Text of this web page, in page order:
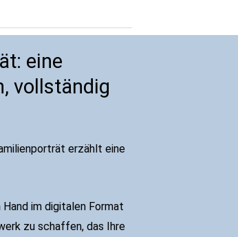
eine
vollständig
erzählt eine
im digitalen Format
zu schaffen, das Ihre